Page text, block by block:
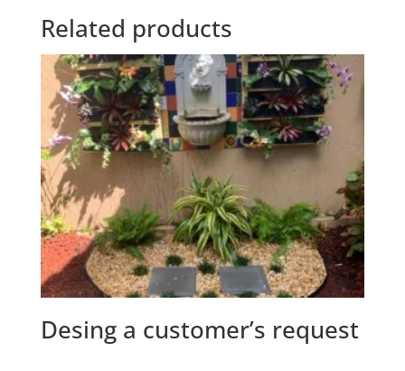
Related products
Desing a customer’s request